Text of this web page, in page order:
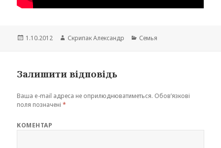
Опубліковано
1.10.2012 Автор
Скрипак Александр Категорії
Семья
Залишити відповідь
Ваша e-mail адреса не оприлюднюватиметься. Обов’язкові
поля позначені*
КОМЕНТАР